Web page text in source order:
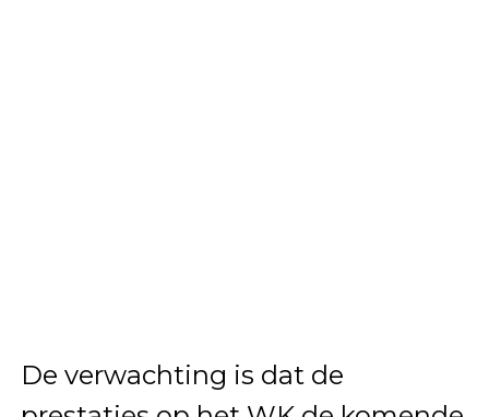
De verwachting is dat de